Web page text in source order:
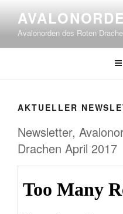
Inhalt
springenAvalonorden des Roten
AKTUELLER
Newsletter,
Drachen April 2017